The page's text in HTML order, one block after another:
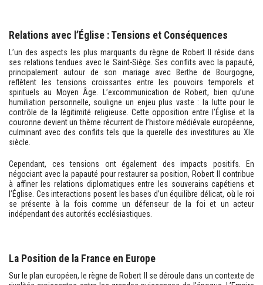
Relations avec l’Église : Tensions et Conséquences
L’un des aspects les plus marquants du règne de Robert II réside dans
ses relations tendues avec le Saint-Siège. Ses conflits avec la papauté,
principalement autour de son mariage avec Berthe de Bourgogne,
reflètent les tensions croissantes entre les pouvoirs temporels et
spirituels au Moyen Âge. L’excommunication de Robert, bien qu’une
humiliation personnelle, souligne un enjeu plus vaste : la lutte pour le
contrôle de la légitimité religieuse. Cette opposition entre l’Église et la
couronne devient un thème récurrent de l’histoire médiévale européenne,
culminant avec des conflits tels que la querelle des investitures au XIe
siècle.
Cependant, ces tensions ont également des impacts positifs. En
négociant avec la papauté pour restaurer sa position, Robert II contribue
à affiner les relations diplomatiques entre les souverains capétiens et
l’Église. Ces interactions posent les bases d’un équilibre délicat, où le roi
se présente à la fois comme un défenseur de la foi et un acteur
indépendant des autorités ecclésiastiques.
La Position de la France en Europe
Sur le plan européen, le règne de Robert II se déroule dans un contexte de